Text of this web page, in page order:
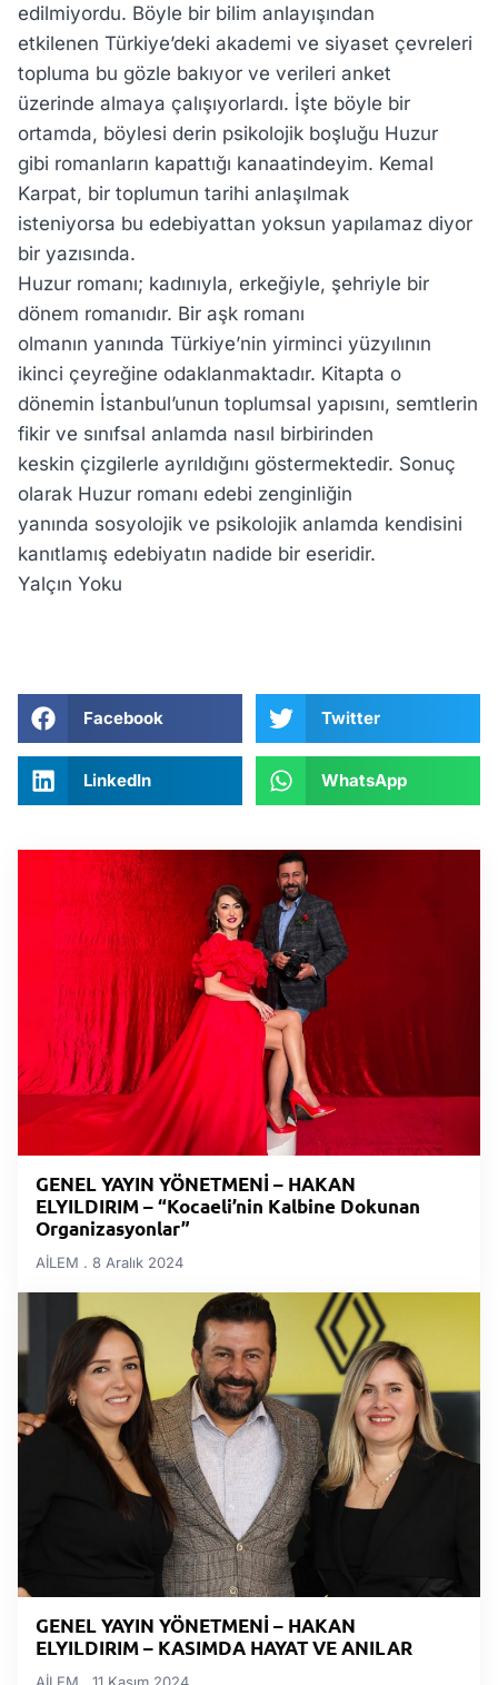
edilmiyordu. Böyle bir bilim anlayışından
etkilenen Türkiye’deki akademi ve siyaset çevreleri
topluma bu gözle bakıyor ve verileri anket
üzerinde almaya çalışıyorlardı. İşte böyle bir
ortamda, böylesi derin psikolojik boşluğu Huzur
gibi romanların kapattığı kanaatindeyim. Kemal
Karpat, bir toplumun tarihi anlaşılmak
isteniyorsa bu edebiyattan yoksun yapılamaz diyor
bir yazısında.
Huzur romanı; kadınıyla, erkeğiyle, şehriyle bir
dönem romanıdır. Bir aşk romanı
olmanın yanında Türkiye’nin yirminci yüzyılının
ikinci çeyreğine odaklanmaktadır. Kitapta o
dönemin İstanbul’unun toplumsal yapısını, semtlerin
fikir ve sınıfsal anlamda nasıl birbirinden
keskin çizgilerle ayrıldığını göstermektedir. Sonuç
olarak Huzur romanı edebi zenginliğin
yanında sosyolojik ve psikolojik anlamda kendisini
kanıtlamış edebiyatın nadide bir eseridir.
Yalçın Yoku
Facebook Twitter
LinkedIn WhatsApp
GENEL YAYIN YÖNETMENİ – HAKAN
ELYILDIRIM – “Kocaeli’nin Kalbine Dokunan
Organizasyonlar”
AİLEM 8 Aralık 2024
GENEL YAYIN YÖNETMENİ – HAKAN
ELYILDIRIM – KASIMDA HAYAT VE ANILAR